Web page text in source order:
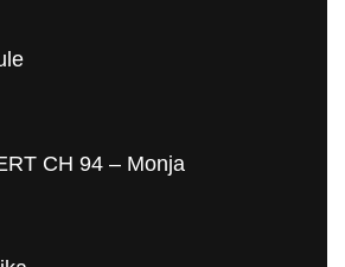
CH 94 – Monja